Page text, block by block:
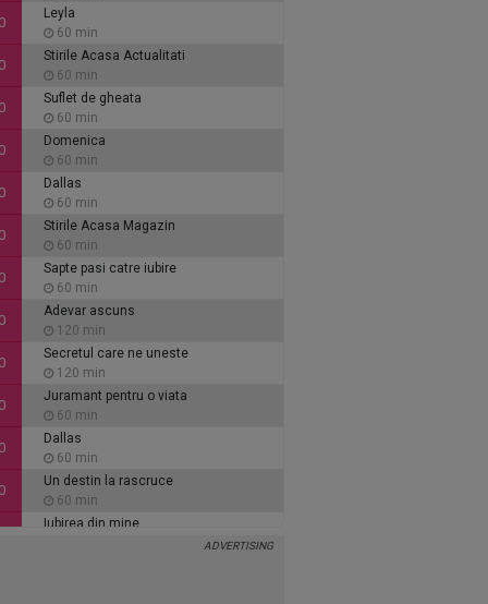
Leyla
60 min
Stirile Acasa Actualitati
60 min
Suflet de gheata
60 min
Domenica
60 min
Dallas
60 min
Stirile Acasa Magazin
60 min
Sapte pasi catre iubire
60 min
Adevar ascuns
120 min
Secretul care ne uneste
120 min
Juramant pentru o viata
60 min
Dallas
60 min
Un destin la rascruce
60 min
Iubirea din mine